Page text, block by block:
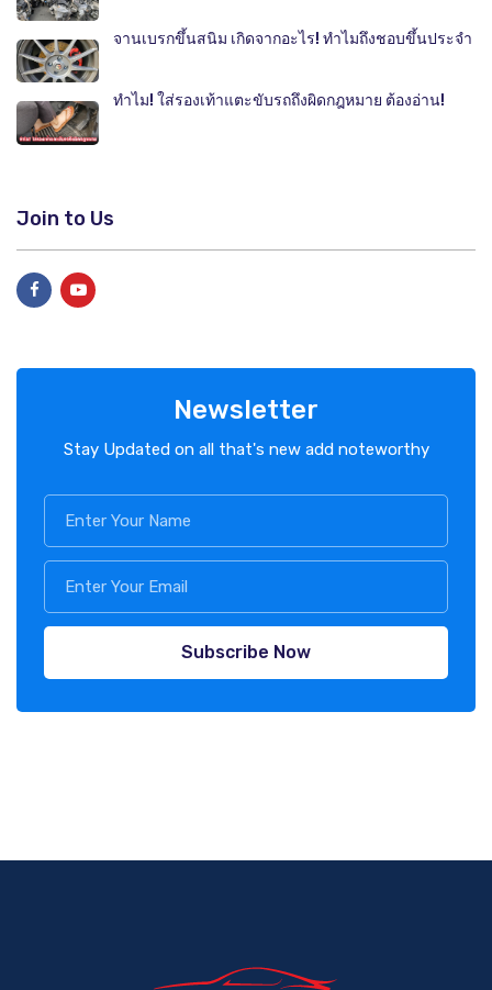
จานเบรกขึ้นสนิม เกิดจากอะไร! ทำไมถึงชอบขึ้นประจำ
ทำไม! ใส่รองเท้าแตะขับรถถึงผิดกฎหมาย ต้องอ่าน!
Join to Us
Newsletter
Stay Updated on all that's new add noteworthy
Subscribe Now